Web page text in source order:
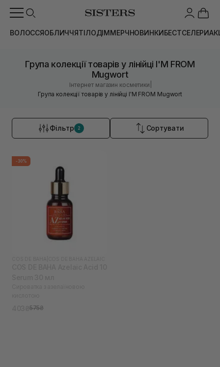
ВОЛОССЯОБЛИЧЧЯТІЛОДІММЕРЧНОВИНКИБЕСТСЕЛЕРИ
Група колекції товарів у лінійці I'M FROM
Mugwort
Інтернет магазин косметики
Група колекції товарів у лінійці I'M FROM Mugwort
Фільтр 2 Сортувати
-30%
575₴